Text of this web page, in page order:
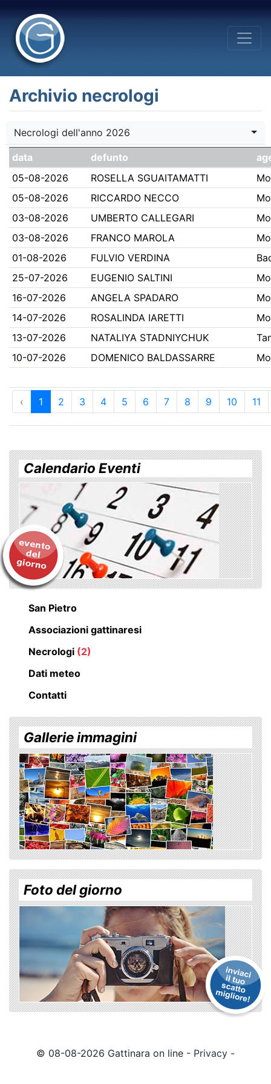
Archivio necrologi
Necrologi dell'anno 2026
data defunto
05-08-2026
ROSELLA SGUAITAMATTI
05-08-2026
RICCARDO NECCO
03-08-2026
UMBERTO CALLEGARI
03-08-2026
FRANCO MAROLA
01-08-2026
FULVIO VERDINA
25-07-2026
EUGENIO SALTINI
16-07-2026
ANGELA SPADARO
14-07-2026
ROSALINDA IARETTI
13-07-2026
NATALIYA STADNIYCHUK
10-07-2026
DOMENICO BALDASSARRE
‹ 1 2 3 4 5 6 7 8 9 10 11
Calendario Eventi
San Pietro
Associazioni gattinaresi
Necrologi (2)
Dati meteo
Contatti
Gallerie immagini
Foto del giorno
© 08-08-2026 Gattinara on line - Privacy -